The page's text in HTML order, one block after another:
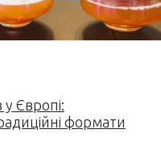
Європі:
формати